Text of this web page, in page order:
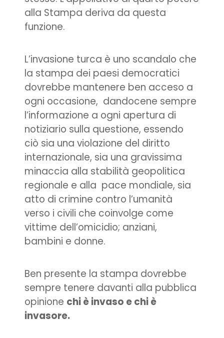
alla Stampa deriva da questa
funzione.
L’invasione turca è uno scandalo che
la stampa dei paesi democratici
dovrebbe mantenere ben acceso a
ogni occasione, dandocene sempre
l’informazione a ogni apertura di
notiziario sulla questione, essendo
ciò sia una violazione del diritto
internazionale, sia una gravissima
minaccia alla stabilità geopolitica
regionale e alla pace mondiale, sia
atto di crimine contro l’umanità
verso i civili che coinvolge come
vittime dell’omicidio; anziani,
bambini e donne.
Ben presente la stampa dovrebbe
sempre tenere davanti alla pubblica
opinione chi è invaso e chi è
invasore.